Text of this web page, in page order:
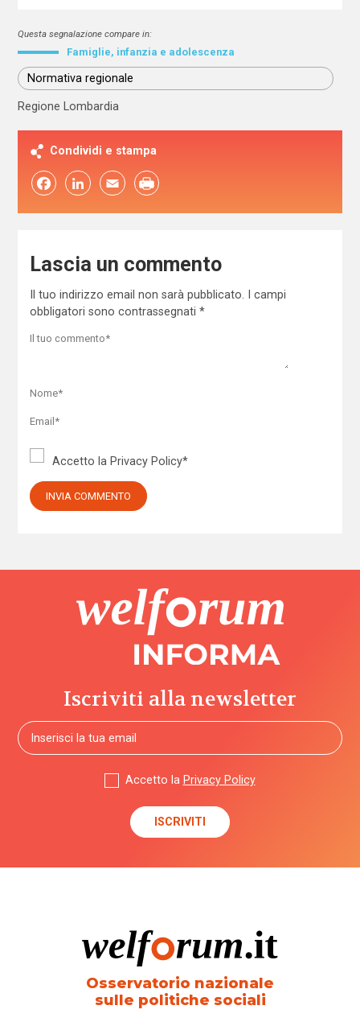
Questa segnalazione compare in:
Famiglie, infanzia e adolescenza
Normativa regionale
Regione Lombardia
Condividi e stampa
FacebookLinkedIn Email
Lascia un commento
Il tuo indirizzo email non sarà pubblicato.
I campi
obbligatori sono contrassegnati *
Accetto la Privacy Policy*
Iscriviti alla newsletter
Accetto la Privacy Policy
Osservatorio nazionale
sulle politiche sociali